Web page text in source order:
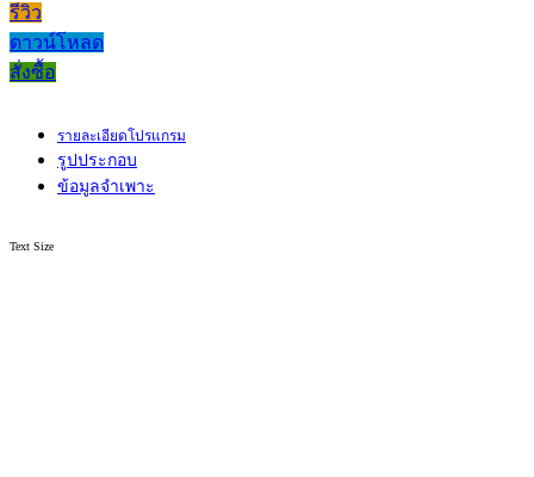
รีวิว
ดาวน์โหลด
สั่งซื้อ
รายละเอียดโปรแกรม
รูปประกอบ
ข้อมูลจำเพาะ
Text Size